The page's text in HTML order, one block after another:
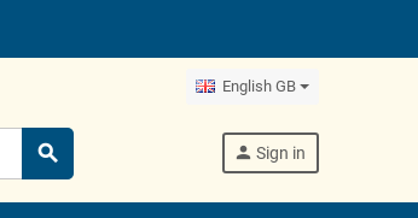
English GB
search person Sign in